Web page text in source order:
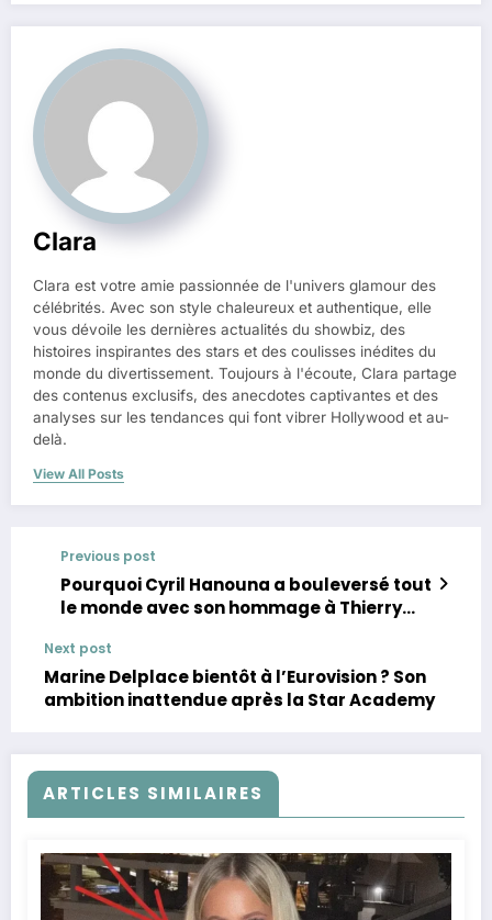
Clara
Clara est votre amie passionnée de l'univers glamour des
célébrités. Avec son style chaleureux et authentique, elle
vous dévoile les dernières actualités du showbiz, des
histoires inspirantes des stars et des coulisses inédites du
monde du divertissement. Toujours à l'écoute, Clara partage
des contenus exclusifs, des anecdotes captivantes et des
analyses sur les tendances qui font vibrer Hollywood et au-
delà.
View All Posts
Previous post
Pourquoi Cyril Hanouna a bouleversé tout
le monde avec son hommage à Thierry
Next post
Marine Delplace bientôt à l’Eurovision ? Son
ambition inattendue après la Star Academy
ARTICLES SIMILAIRES